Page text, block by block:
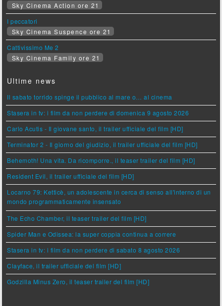
Sky Cinema Action ore 21
I peccatori
Sky Cinema Suspence ore 21
Cattivissimo Me 2
Sky Cinema Family ore 21
Ultime news
Il sabato torrido spinge il pubblico al mare o… al cinema
Stasera in tv: i film da non perdere di domenica 9 agosto 2026
Carlo Acutis - Il giovane santo, il trailer ufficiale del film [HD]
Terminator 2 - Il giorno del giudizio, il trailer ufficiale del film [HD]
Behemoth! Una vita. Da ricomporre., il teaser trailer del film [HD]
Resident Evil, il trailer ufficiale del film [HD]
Locarno 79: Ketticè, un adolescente in cerca di senso all'interno di un
mondo programmaticamente insensato
The Echo Chamber, il teaser trailer del film [HD]
Spider Man e Odissea: la super coppia continua a correre
Stasera in tv: i film da non perdere di sabato 8 agosto 2026
Clayface, il trailer ufficiale del film [HD]
Godzilla Minus Zero, il teaser trailer del film [HD]